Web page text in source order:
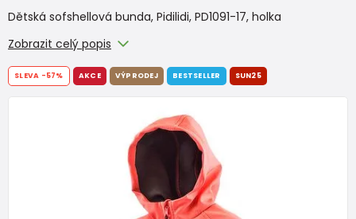
Dětská sofshellová bunda, Pidilidi, PD1091-17, holka
Zobrazit celý popis
SLEVA -57% AKCE VÝPRODEJ BESTSELLER SUN25